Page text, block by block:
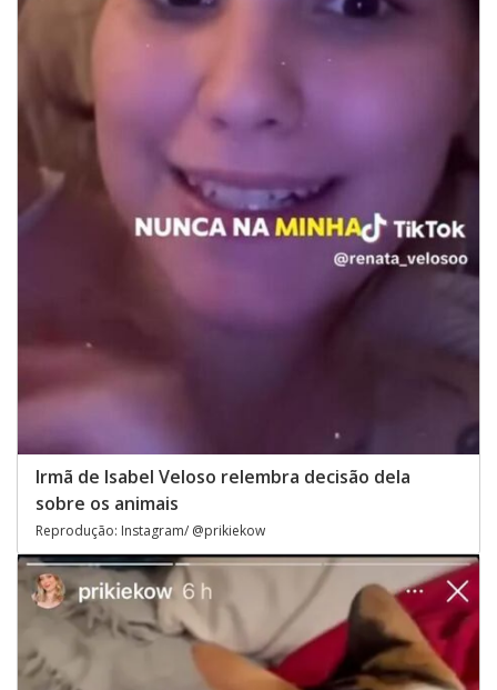
Irmã de Isabel Veloso relembra decisão dela
sobre os animais
Reprodução: Instagram/ @prikiekow